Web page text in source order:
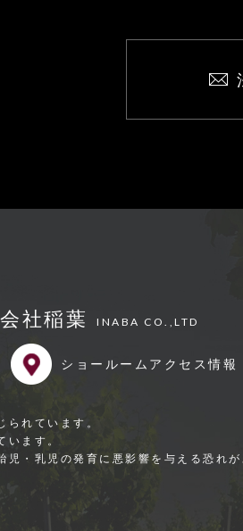
社稲葉 INABA CO.,LTD
ショールーム アクセス情報
られています。
います。
児・乳児の発育に悪影響を与える恐れが